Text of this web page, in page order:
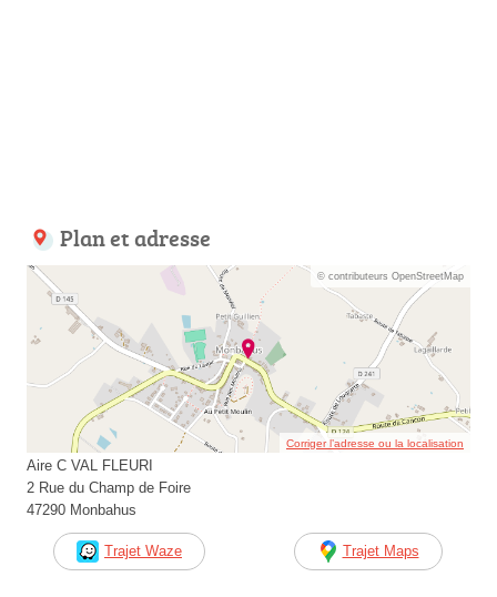
Plan et adresse
© contributeurs OpenStreetMap
Corriger l’adresse ou la localisation
Aire C VAL FLEURI
2 Rue du Champ de Foire
47290 Monbahus
Trajet Waze Trajet Maps